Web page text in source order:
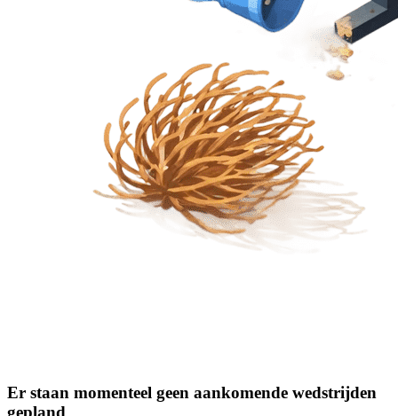
Er staan momenteel geen aankomende wedstrijden
gepland